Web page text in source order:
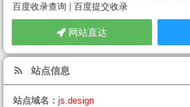
百度收录查询
百度提交收录
网站直达
站点信息
站点域名： js.design